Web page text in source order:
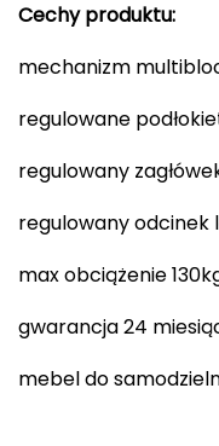
Cechy produktu:
mechanizm
regulowane
regulowany
regulowany odcinek
max obciążenie
gwarancja 24
mebel do